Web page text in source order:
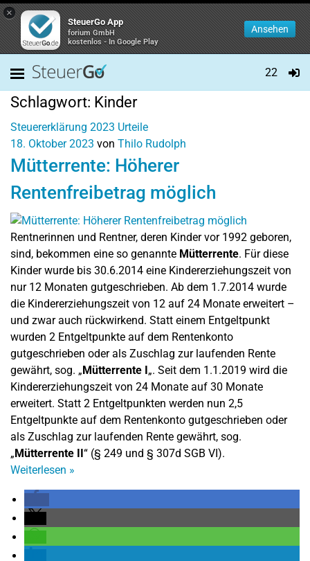
×
SteuerGo App
forium GmbH
kostenlos - In Google Play
Ansehen
22
Schlagwort: Kinder
Steuererklärung 2023 Urteile
18. Oktober 2023 von Thilo Rudolph
Mütterrente: Höherer
Rentenfreibetrag möglich
Rentnerinnen und Rentner, deren Kinder vor 1992 geboren,
sind, bekommen eine so genannte Mütterrente. Für diese
Kinder wurde bis 30.6.2014 eine Kindererziehungszeit von
nur 12 Monaten gutgeschrieben. Ab dem 1.7.2014 wurde
die Kindererziehungszeit von 12 auf 24 Monate erweitert –
und zwar auch rückwirkend. Statt einem Entgeltpunkt
wurden 2 Entgeltpunkte auf dem Rentenkonto
gutgeschrieben oder als Zuschlag zur laufenden Rente
gewährt, sog. „Mütterrente I„. Seit dem 1.1.2019 wird die
Kindererziehungszeit von 24 Monate auf 30 Monate
erweitert. Statt 2 Entgeltpunkten werden nun 2,5
Entgeltpunkte auf dem Rentenkonto gutgeschrieben oder
als Zuschlag zur laufenden Rente gewährt, sog.
„Mütterrente II“ (§ 249 und § 307d SGB VI).
Weiterlesen »